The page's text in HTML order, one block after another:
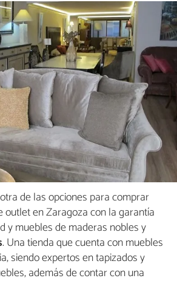
de las opciones para comprar
outlet en Zaragoza con la garantía
y muebles de maderas nobles y
. Una tienda que cuenta con muebles
siendo expertos en tapizados y
además de contar con una